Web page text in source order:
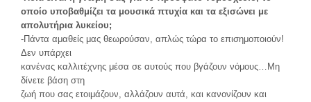
οποίο υποβαθμίζει τα μουσικά πτυχία και τα εξισώνει με
απολυτήρια λυκείου;
-Πάντα αμαθείς μας θεωρούσαν, απλώς τώρα το επισημοποιούν!
Δεν υπάρχει
κανένας καλλιτέχνης μέσα σε αυτούς που βγάζουν νόμους…Μη
δίνετε βάση στη
ζωή που σας ετοιμάζουν, αλλάζουν αυτά, και κανονίζουν και